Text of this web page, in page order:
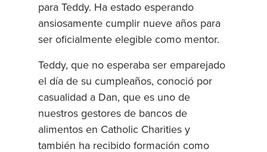
para Teddy. Ha estado esperando
ansiosamente cumplir nueve años para
ser oficialmente elegible como mentor.
Teddy, que no esperaba ser emparejado
el día de su cumpleaños, conoció por
casualidad a Dan, que es uno de
nuestros gestores de bancos de
alimentos en Catholic Charities y
también ha recibido formación como